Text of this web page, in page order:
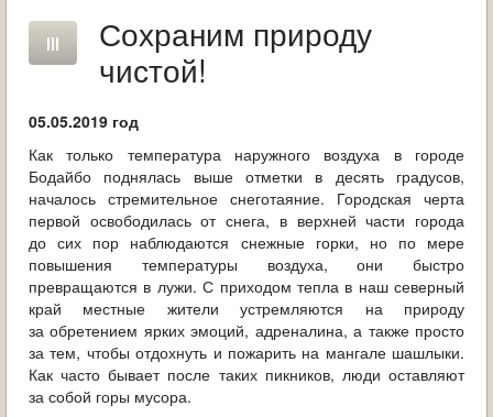
ДОКУМЕНТЫ
ОФИЦИАЛЬНЫЙ ВЕСТНИК БОДАЙБО
МУНИЦИПАЛЬНЫЕ УСЛУГИ
ОБРАЩЕНИЯ ГРАЖДАН
ГРАДОСТРОИТЕЛЬНАЯ ДЕЯТЕЛЬНОСТЬ
ИНФОРМИРОВАНИЕ НАСЕЛЕНИЯ
ДЕЯТЕЛЬНОСТЬ ПРОКУРАТУРЫ
МУНИЦИПАЛЬНЫЙ КОНТРОЛЬ
Сохраним природу
чистой!
05.05.2019 год
Как только температура наружного воздуха в городе
Бодайбо поднялась выше отметки в десять градусов,
началось стремительное снеготаяние. Городская черта
первой освободилась от снега, в верхней части города
до сих пор наблюдаются снежные горки, но по мере
повышения температуры воздуха, они быстро
превращаются в лужи. С приходом тепла в наш северный
край местные жители устремляются на природу
за обретением ярких эмоций, адреналина, а также просто
за тем, чтобы отдохнуть и пожарить на мангале шашлыки.
Как часто бывает после таких пикников, люди оставляют
за собой горы мусора.